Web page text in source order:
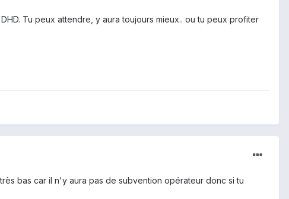
Tu peux attendre, y aura toujours mieux.. ou tu peux profiter
bas car il n'y aura pas de subvention opérateur donc si tu